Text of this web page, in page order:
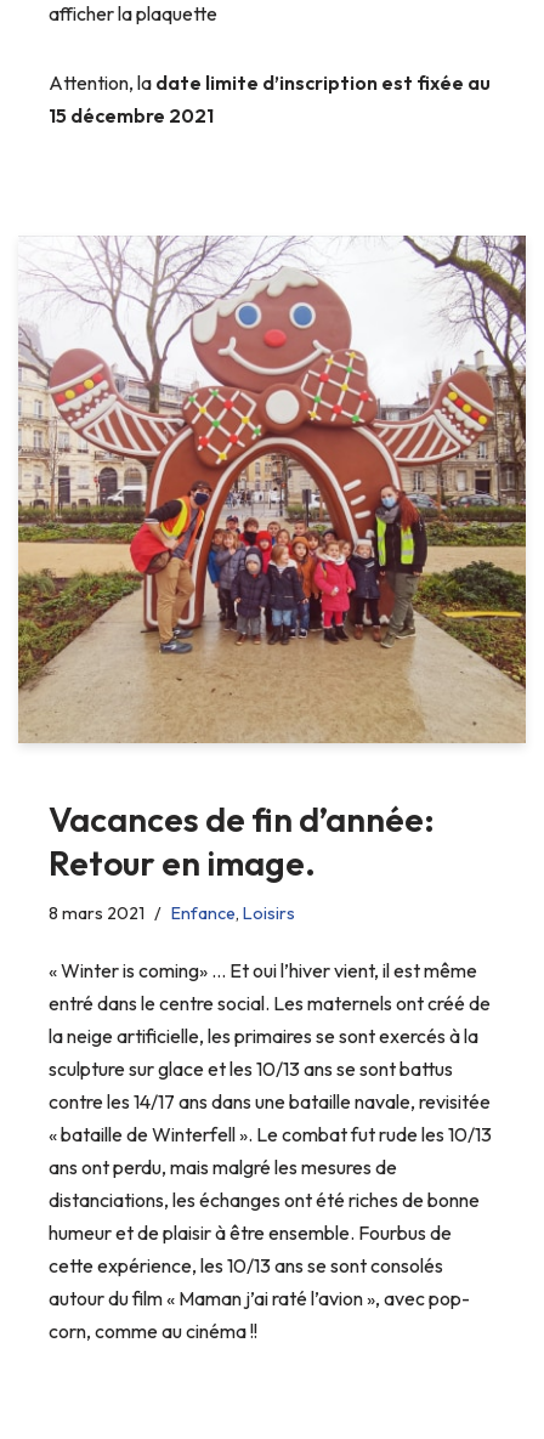
afficher la plaquette
Attention, la date limite d’inscription est fixée au
15 décembre 2021
Vacances de fin d’année:
Retour en image.
8 mars 2021 Enfance, Loisirs
« Winter is coming» … Et oui l’hiver vient, il est même
entré dans le centre social. Les maternels ont créé de
la neige artificielle, les primaires se sont exercés à la
sculpture sur glace et les 10/13 ans se sont battus
contre les 14/17 ans dans une bataille navale, revisitée
« bataille de Winterfell ». Le combat fut rude les 10/13
ans ont perdu, mais malgré les mesures de
distanciations, les échanges ont été riches de bonne
humeur et de plaisir à être ensemble. Fourbus de
cette expérience, les 10/13 ans se sont consolés
autour du film « Maman j’ai raté l’avion », avec pop-
corn, comme au cinéma !!